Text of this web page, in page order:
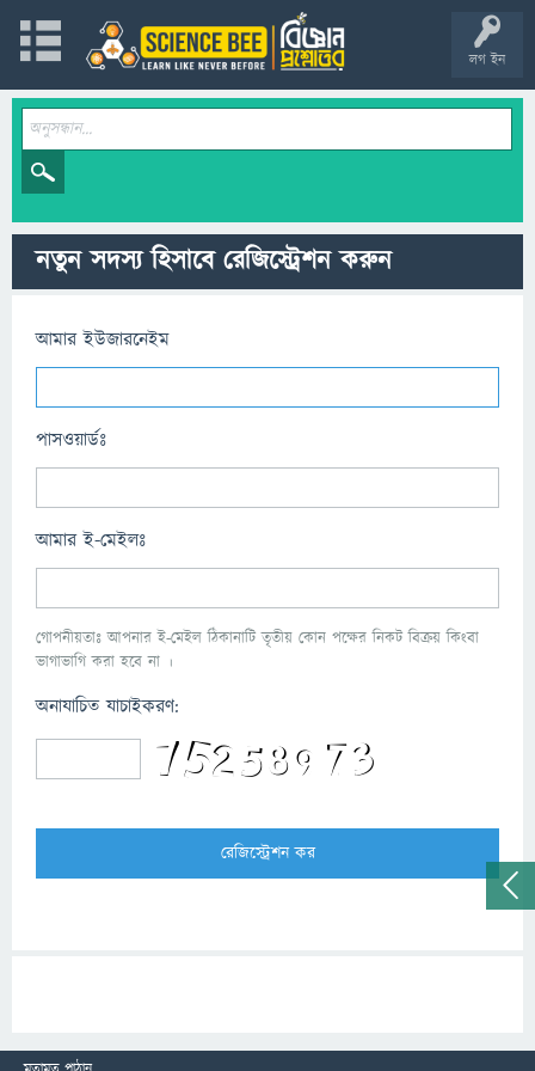
লগ ইন
নতুন সদস্য হিসাবে রেজিস্ট্রেশন করুন
আমার ইউজারনেইম
পাসওয়ার্ডঃ
আমার ই-মেইলঃ
গোপনীয়তাঃ আপনার ই-মেইল ঠিকানাটি তৃতীয় কোন পক্ষের নিকট বিক্রয় কিংবা
ভাগাভাগি করা হবে না ।
অনাযাচিত যাচাইকরণ: